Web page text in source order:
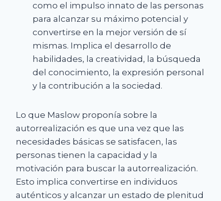
como el impulso innato de las personas
para alcanzar su máximo potencial y
convertirse en la mejor versión de sí
mismas. Implica el desarrollo de
habilidades, la creatividad, la búsqueda
del conocimiento, la expresión personal
y la contribución a la sociedad.
Lo que Maslow proponía sobre la
autorrealización es que una vez que las
necesidades básicas se satisfacen, las
personas tienen la capacidad y la
motivación para buscar la autorrealización.
Esto implica convertirse en individuos
auténticos y alcanzar un estado de plenitud